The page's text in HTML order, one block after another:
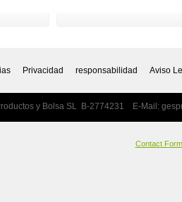
Privacidad responsabilidad Aviso
y Bolsa SL B-2774231 E-Mail:
Contact Form